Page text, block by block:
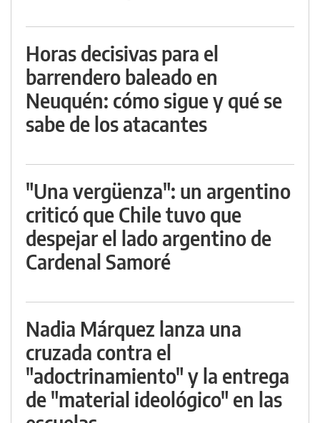
Horas decisivas para el
barrendero baleado en
Neuquén: cómo sigue y qué se
sabe de los atacantes
"Una vergüenza": un argentino
criticó que Chile tuvo que
despejar el lado argentino de
Cardenal Samoré
Nadia Márquez lanza una
cruzada contra el
"adoctrinamiento" y la entrega
de "material ideológico" en las